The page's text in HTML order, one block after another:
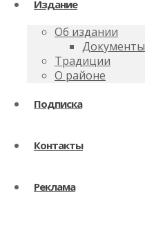
Издание
Об издании
Документы
Традиции
О районе
Подписка
Контакты
Реклама